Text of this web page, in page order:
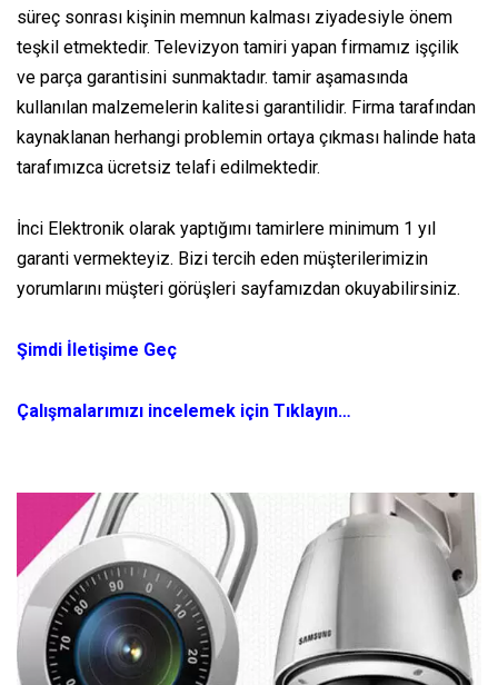
süreç sonrası kişinin memnun kalması ziyadesiyle önem
teşkil etmektedir. Televizyon tamiri yapan firmamız işçilik
ve parça garantisini sunmaktadır. tamir aşamasında
kullanılan malzemelerin kalitesi garantilidir. Firma tarafından
kaynaklanan herhangi problemin ortaya çıkması halinde hata
tarafımızca ücretsiz telafi edilmektedir.
İnci Elektronik olarak yaptığımı tamirlere minimum 1 yıl
garanti vermekteyiz. Bizi tercih eden müşterilerimizin
yorumlarını müşteri görüşleri sayfamızdan okuyabilirsiniz.
Şimdi İletişime Geç
Çalışmalarımızı incelemek için Tıklayın…